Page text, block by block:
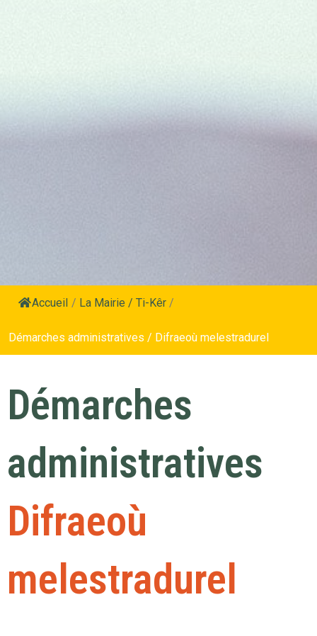
Accueil / La Mairie / Ti-Kêr /
Démarches administratives / Difraeoù melestradurel
Démarches
administratives
Difraeoù
melestradurel